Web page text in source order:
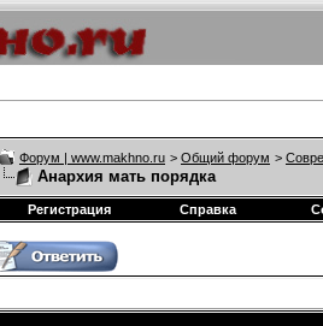
Форум | www.makhno.ru > Общий форум >
Анархия мать порядка
Регистрация Справка